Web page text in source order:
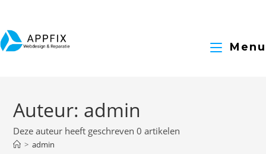
Menu
Auteur: admin
Deze auteur heeft geschreven 0 artikelen
> admin